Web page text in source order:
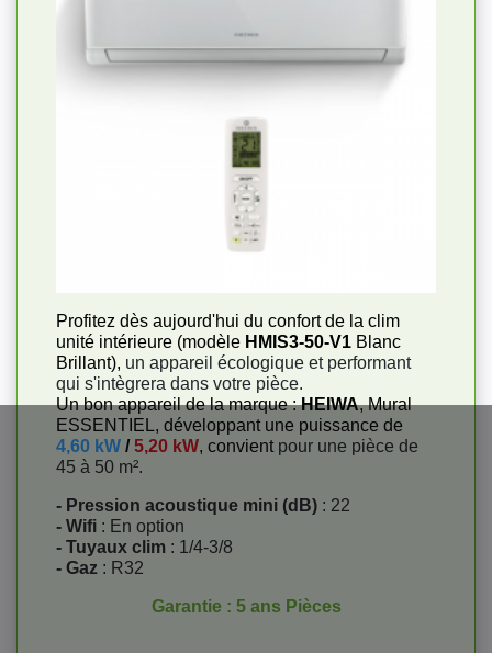
Profitez dès aujourd'hui du confort de la clim
unité intérieure (modèle HMIS3-50-V1 Blanc
Brillant), un appareil écologique et performant
qui s'intègrera dans votre pièce.
Un bon appareil de la marque :HEIWA, Mural
ESSENTIEL, développant une puissance de
4,60 kW /5,20 kW, convientpour une pièce de
45 à 50 m².
- Pression acoustique mini (dB) : 22
- Wifi : En option
- Tuyaux clim : 1/4-3/8
- Gaz : R32
Garantie : 5 ans Pièces